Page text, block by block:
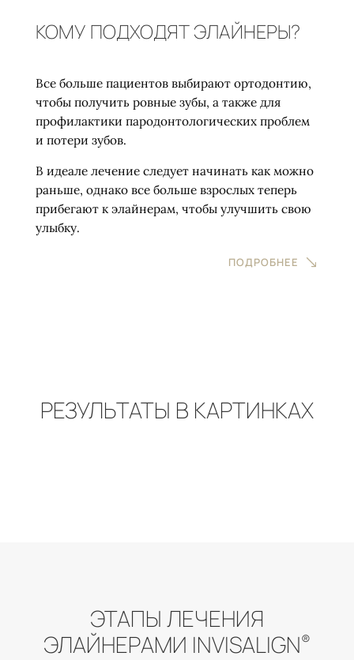
КОМУ ПОДХОДЯТ ЭЛАЙНЕРЫ?
Все больше пациентов выбирают ортодонтию,
чтобы получить ровные зубы, а также для
профилактики пародонтологических проблем
и потери зубов.
В идеале лечение следует начинать как можно
раньше, однако все больше взрослых теперь
прибегают к элайнерам, чтобы улучшить свою
улыбку.
ПОДРОБНЕЕ
РЕЗУЛЬТАТЫ В КАРТИНКАХ
ЭТАПЫ ЛЕЧЕНИЯ
ЭЛАЙНЕРАМИ INVISALIGN®